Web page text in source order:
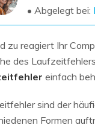
• Abgelegt bei:
zu reagiert Ihr
des
einfach
sind der
Formen